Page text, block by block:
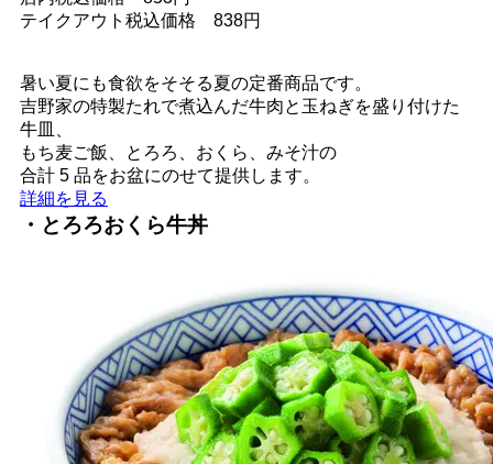
テイクアウト税込価格 838円
暑い夏にも食欲をそそる夏の定番商品です。
吉野家の特製たれで煮込んだ牛肉と玉ねぎを盛り付けた
牛皿、
もち麦ご飯、とろろ、おくら、みそ汁の
合計 5 品をお盆にのせて提供します。
詳細を見る
・とろろおくら牛丼